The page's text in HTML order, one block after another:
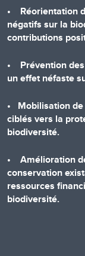
• Réorientation
négatifs sur la
contributions
• Prévention des
un effet néfaste
• Mobilisation
ciblés vers la
biodiversité.
• Amélioration
conservation
ressources
biodiversité.